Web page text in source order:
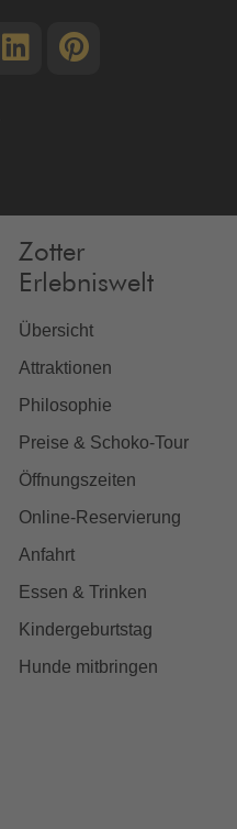
Zotter
Erlebniswelt
Übersicht
Attraktionen
Philosophie
Preise & Schoko-Tour
Öffnungszeiten
Online-Reservierung
Anfahrt
Essen & Trinken
Kindergeburtstag
Hunde mitbringen